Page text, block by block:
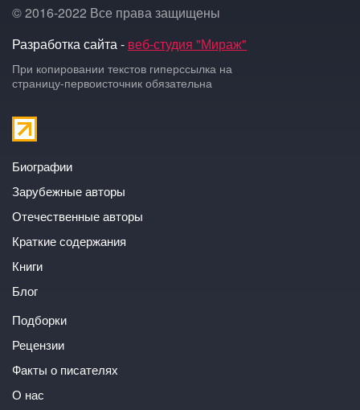
© 2016-2022 Все права защищены
Разработка сайта - веб-студия "Мираж"
При копировании текстов гиперссылка на
страницу-первоисточник обязательна
Биографии
Зарубежные авторы
Отечественные авторы
Краткие содержания
Книги
Блог
Подборки
Рецензии
Факты о писателях
О нас